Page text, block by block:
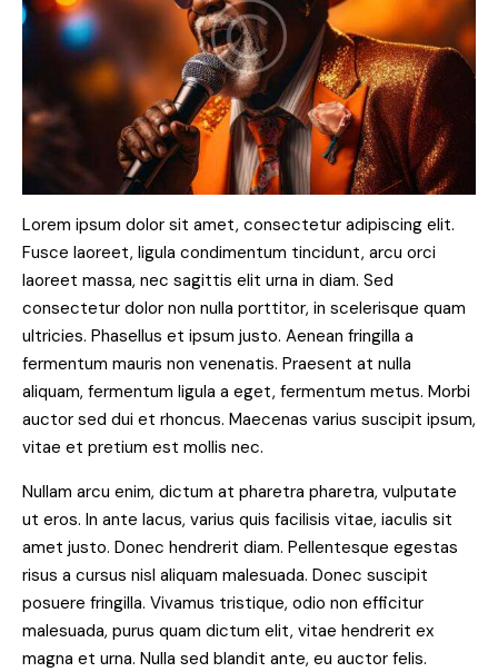
Lorem ipsum dolor sit amet, consectetur adipiscing elit.
Fusce laoreet, ligula condimentum tincidunt, arcu orci
laoreet massa, nec sagittis elit urna in diam. Sed
consectetur dolor non nulla porttitor, in scelerisque quam
ultricies. Phasellus et ipsum justo. Aenean fringilla a
fermentum mauris non venenatis. Praesent at nulla
aliquam, fermentum ligula a eget, fermentum metus. Morbi
auctor sed dui et rhoncus. Maecenas varius suscipit ipsum,
vitae et pretium est mollis nec.
Nullam arcu enim, dictum at pharetra pharetra, vulputate
ut eros. In ante lacus, varius quis facilisis vitae, iaculis sit
amet justo. Donec hendrerit diam. Pellentesque egestas
risus a cursus nisl aliquam malesuada. Donec suscipit
posuere fringilla. Vivamus tristique, odio non efficitur
malesuada, purus quam dictum elit, vitae hendrerit ex
magna et urna. Nulla sed blandit ante, eu auctor felis.